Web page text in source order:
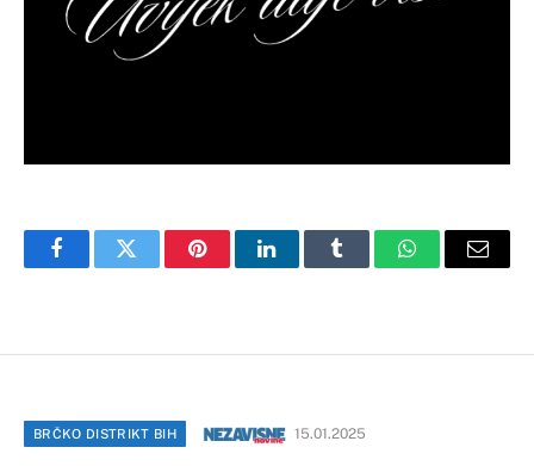
FacebookTwitter PinterestLinkedInTumblr WhatsAppEmail
BRČKO DISTRIKT BIH 15.01.2025